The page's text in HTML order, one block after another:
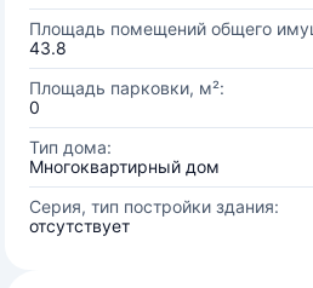
Площадь помещений общего
43.8
Площадь парковки, м²:
0
Тип дома:
Многоквартирный дом
Серия, тип постройки здания:
отсутствует